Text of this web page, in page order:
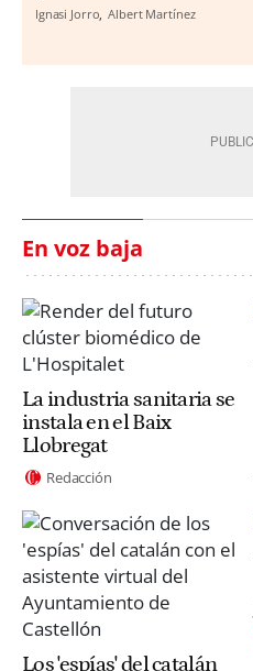
Ignasi Jorro Albert Martínez
En voz baja
La industria sanitaria se
instala en el Baix
Llobregat
Redacción
Los 'espías' del catalán